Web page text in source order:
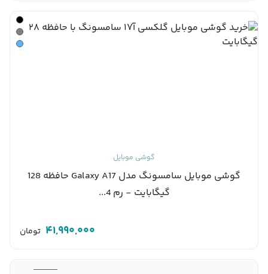
گوشی موبایل
گوشی موبایل سامسونگ مدل Galaxy A17 حافظه 128
گیگابایت - رم 4...
41,990,000 تومان